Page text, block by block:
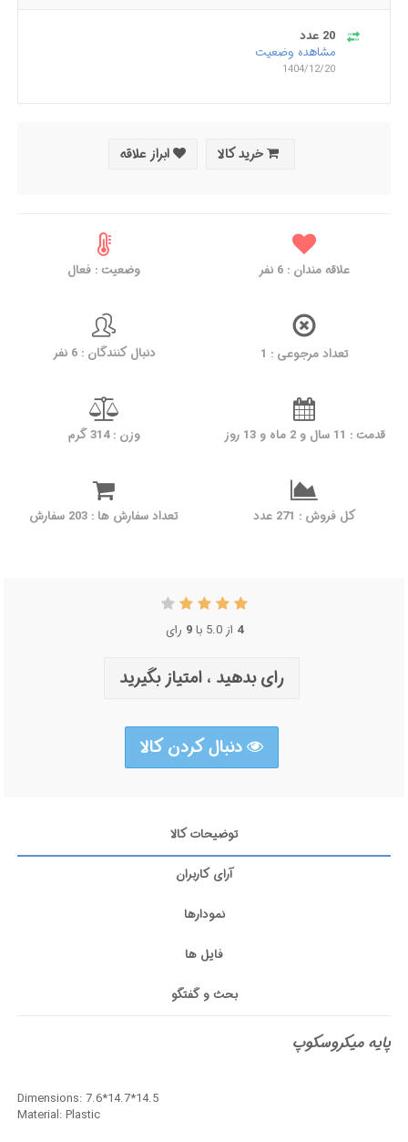
20 عدد
مشاهده وضعیت
1404/12/20
خرید کالا ابراز علاقه
علاقه مندان : 6 نفر وضعیت : فعال
تعداد مرجوعی : 1 دنبال کنندگان : 6 نفر
قدمت : 11 سال و 2 ماه و 13 روز وزن : 314 گرم
کل فروش : 271 عدد تعداد سفارش ها : 203 سفارش
4 از 5.0 با 9 رای
رای بدهید ، امتیاز بگیرید
دنبال کردن کالا
توضیحات کالا
آرای کاربران
نمودارها
فایل ها
بحث و گفتگو
پایه میکروسکوپ
Dimensions: 7.6*14.7*14.5
Material: Plastic